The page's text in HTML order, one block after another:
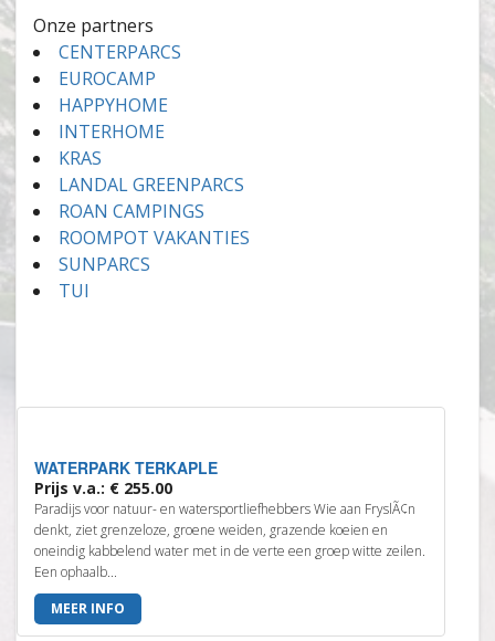
Onze partners
CENTERPARCS
EUROCAMP
HAPPYHOME
INTERHOME
KRAS
LANDAL GREENPARCS
ROAN CAMPINGS
ROOMPOT VAKANTIES
SUNPARCS
TUI
WATERPARK TERKAPLE
Prijs v.a.: € 255.00
Paradijs voor natuur- en watersportliefhebbers Wie aan FryslÃ¢n
denkt, ziet grenzeloze, groene weiden, grazende koeien en
oneindig kabbelend water met in de verte een groep witte zeilen.
Een ophaalb...
MEER INFO